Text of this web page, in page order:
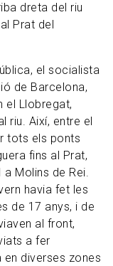
dreta del riu
Prat del
el socialista
de Barcelona,
el Llobregat,
riu. Així, entre el
tots els ponts
fins al Prat,
Molins de Rei.
havia fet les
de 17 anys, i de
al front,
a fer
diverses zones